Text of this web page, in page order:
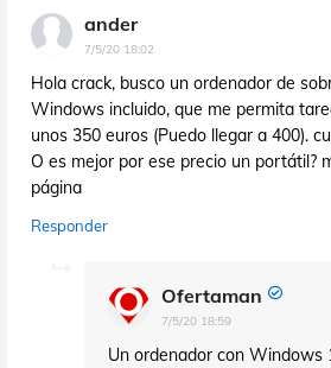
ander
7/5/20 18:02
Hola crack, busco un ordenador de
Windows incluido, que me permita
unos 350 euros (Puedo llegar a 400).
O es mejor por ese precio un portátil?
página
Responder
Ofertaman
7/5/20 18:59
Un ordenador con Windows